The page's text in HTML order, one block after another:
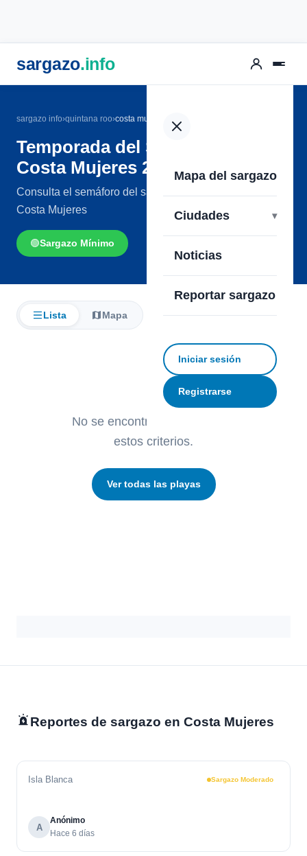
sargazo.info
Mapa del sargazo
Ciudades
Noticias
Reportar sargazo
Iniciar sesión
Registrarse
sargazo info›quintana roo›costa mujeres
Temporada del Sargazo en
Costa Mujeres 2026
Consulta el semáforo del sargazo en las playas de
Costa Mujeres
🟢Sargazo Mínimo
Lista Mapa Filtrar
No se encontraron playas con
estos criterios.
Ver todas las playas
Reportes de sargazo en Costa Mujeres
Isla Blanca Sargazo Moderado
A
Anónimo
Hace 6 días